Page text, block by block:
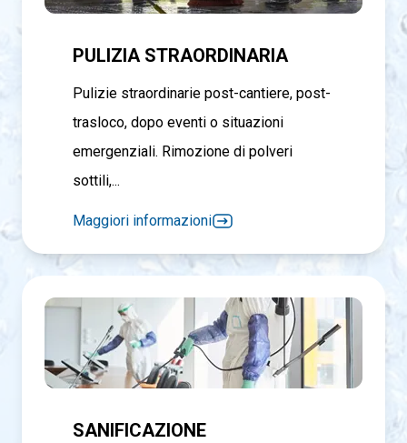
PULIZIA STRAORDINARIA
Pulizie straordinarie post-cantiere, post-
trasloco, dopo eventi o situazioni
emergenziali. Rimozione di polveri
sottili,...
Maggiori informazioni
SANIFICAZIONE